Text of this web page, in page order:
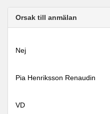
Orsak till anmälan
Nej
Pia Henriksson Renaudin
VD